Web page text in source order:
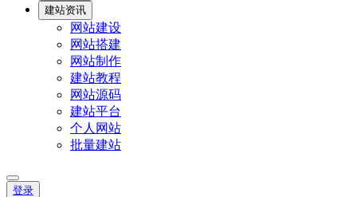
建站资讯
网站建设
网站搭建
网站制作
建站教程
网站源码
建站平台
个人网站
批量建站
登录